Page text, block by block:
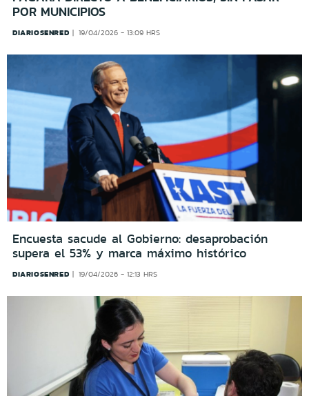
POR MUNICIPIOS
DIARIOSENRED 19/04/2026 - 13:09 HRS
Encuesta sacude al Gobierno: desaprobación
supera el 53% y marca máximo histórico
DIARIOSENRED 19/04/2026 - 12:13 HRS